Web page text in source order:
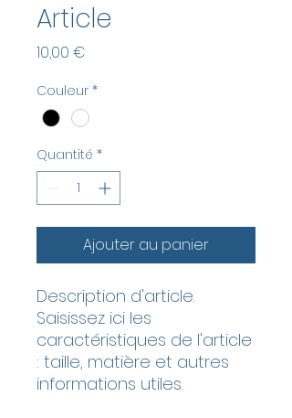
Article
10,00 €
Couleur *
Quantité *
Ajouter au panier
Description d'article.
Saisissez ici les
caractéristiques de l'article
: taille, matière et autres
informations utiles.